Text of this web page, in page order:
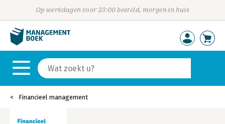
Op werkdagen voor 23:00 besteld, morgen in huis
Financieel management